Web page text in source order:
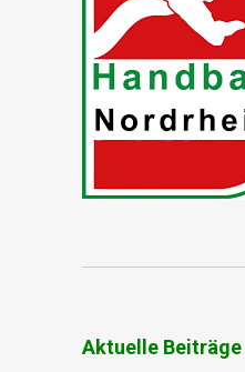
Aktuelle Beiträge